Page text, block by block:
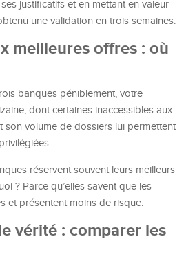
justificatifs et en mettant en valeur
une validation en trois semaines.
meilleures offres : où
banques péniblement, votre
dont certaines inaccessibles aux
son volume de dossiers lui permettent
réservent souvent leurs meilleurs
? Parce qu’elles savent que les
et présentent moins de risque.
vérité : comparer les